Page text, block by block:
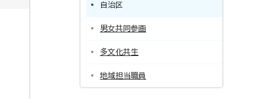
自治区
男女共同参画
多文化共生
地域担当職員